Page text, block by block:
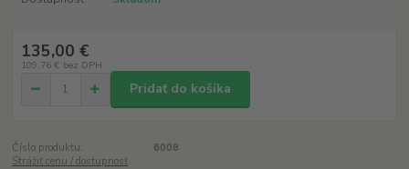
135,00 €
109,76 € bez DPH
Pridať do košíka
Číslo produktu:
6008
Strážiť cenu / dostupnosť